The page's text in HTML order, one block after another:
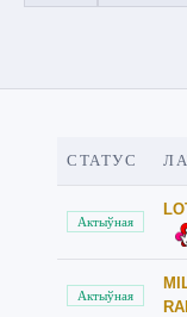
СТАТУС
Актыўная
Актыўная